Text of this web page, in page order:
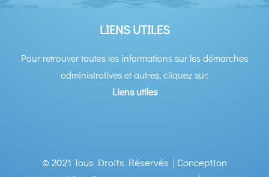
LIENS UTILES
Pour retrouver toutes les informations sur les démarches
administratives et autres, cliquez sur:
Liens utiles
© 2021 Tous Droits Réservés | Conception